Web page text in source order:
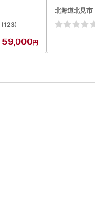
(123)
59,000
クラフトビ
贈答 ギフト
い プレゼン
北海道北見市